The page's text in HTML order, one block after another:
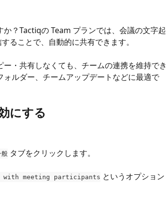
？Tactiqの Team プランでは、会議の文字起
ることで、自動的に共有できます。
・共有しなくても、チームの連携を維持でき
ルダー、チームアップデートなどに最適で
にする
般 タブをクリックします。
meeting participants というオプション